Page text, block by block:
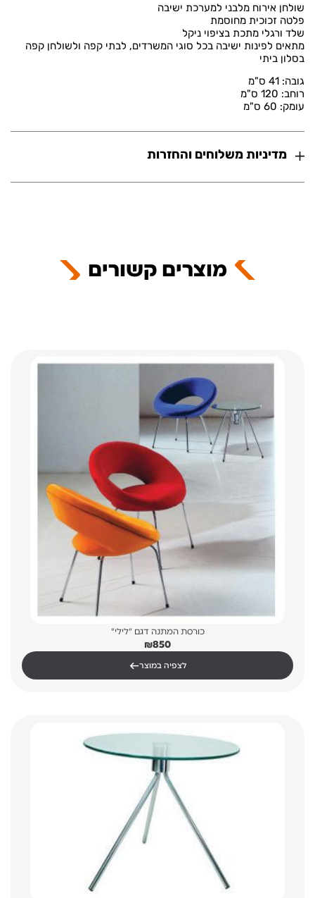
שולחן אירוח מלבני למערכת ישיבה
פלטה זכוכית מחוסמת
שלד ורגלי מתכת בציפוי ניקל
מתאים לפינות ישיבה בכל סוגי המשרדים, לבתי קפה ולשולחן קפה
בסלון ביתי
גובה: 41 ס"מ
רוחב: 120 ס"מ
עומק: 60 ס"מ
מדיניות משלוחים והחזרות
מוצרים קשורים
כורסת המתנה דגם "לילי"
₪850
←לצפיה במוצר